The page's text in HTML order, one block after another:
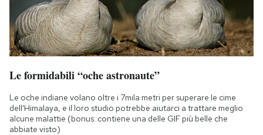
Le formidabili “oche astronaute”
Le oche indiane volano oltre i 7mila metri per superare le cime
dell'Himalaya, e il loro studio potrebbe aiutarci a trattare meglio
alcune malattie (bonus: contiene una delle GIF più belle che
abbiate visto)